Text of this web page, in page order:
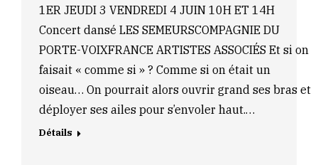
1ER JEUDI 3 VENDREDI 4 JUIN 10H ET 14H
Concert dansé LES SEMEURSCOMPAGNIE DU
PORTE-VOIXFRANCE ARTISTES ASSOCIÉS Et si on
faisait « comme si » ? Comme si on était un
oiseau… On pourrait alors ouvrir grand ses bras et
déployer ses ailes pour s’envoler haut.…
Détails